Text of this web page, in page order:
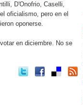
D'Onofrio, Caselli,
oficialismo, pero en el
oponerse.
en diciembre. No se